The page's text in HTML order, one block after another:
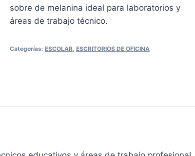
sobre de melanina ideal para laboratorios y
áreas de trabajo técnico.
Categorías: ESCOLAR, ESCRITORIOS DE OFICINA